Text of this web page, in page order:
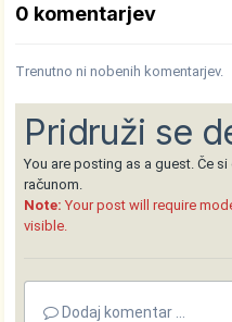
0 komentarjev
Trenutno ni nobenih komentarjev.
Pridruži se
You are posting as a guest. Če si
računom.
Note: Your post will require
visible.
Dodaj komentar ...